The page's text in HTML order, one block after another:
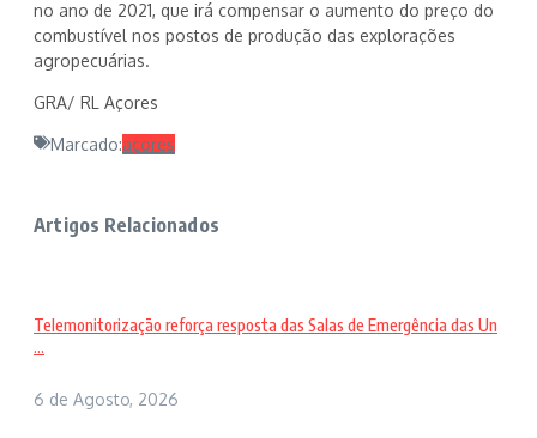
no ano de 2021, que irá compensar o aumento do preço do
combustível nos postos de produção das explorações
agropecuárias.
GRA/ RL Açores
Marcado:açores
Artigos Relacionados
Telemonitorização reforça resposta das Salas de Emergência das Un
...
6 de Agosto, 2026